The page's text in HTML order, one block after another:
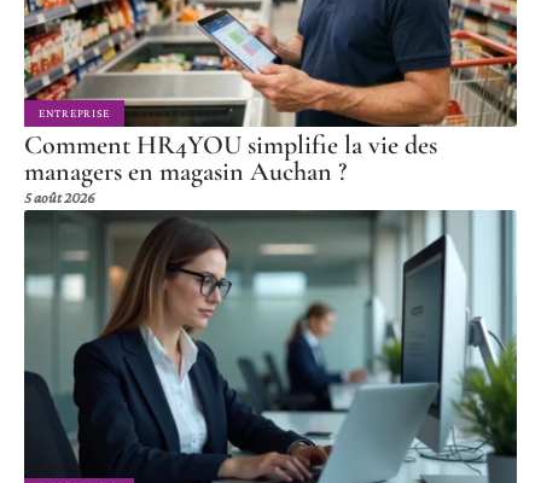
ENTREPRISE
Comment HR4YOU simplifie la vie des
managers en magasin Auchan ?
5 août 2026